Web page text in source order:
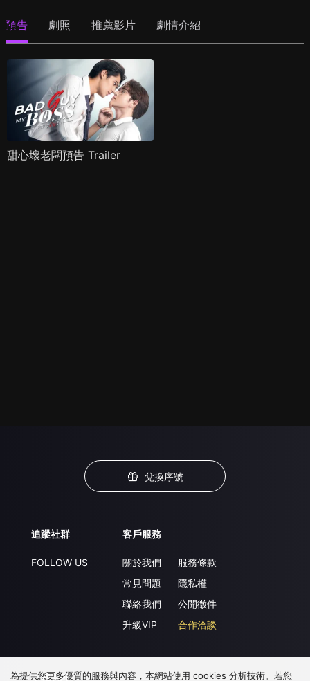
預告 劇照 推薦影片 劇情介紹
甜心壞老闆預告 Trailer
兌換序號
追蹤社群
FOLLOW US
客戶服務
關於我們
常見問題
聯絡我們
升級VIP
服務條款
隱私權
公開徵件
合作洽談
下載 APP
為提供您更多優質的服務與內容，本網站使用 cookies 分析技術。若您